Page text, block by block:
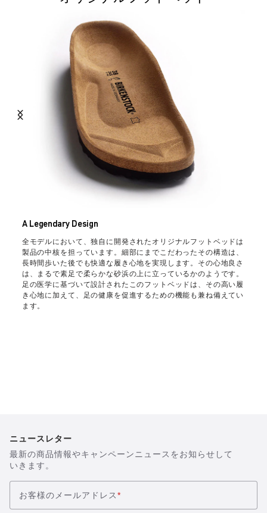
A Legendary Design
全モデルにおいて、独自に開発されたオリジナルフットベッドは
製品の中核を担っています。細部にまでこだわったその構造は、
長時間歩いた後でも快適な履き心地を実現します。その心地良さ
は、まるで素足で柔らかな砂浜の上に立っているかのようです。
足の医学に基づいて設計されたこのフットベッドは、その高い履
き心地に加えて、足の健康を促進するための機能も兼ね備えてい
ます。
ニュースレター
最新の商品情報やキャンペーンニュースをお知らせして
いきます。
お客様のメールアドレス*